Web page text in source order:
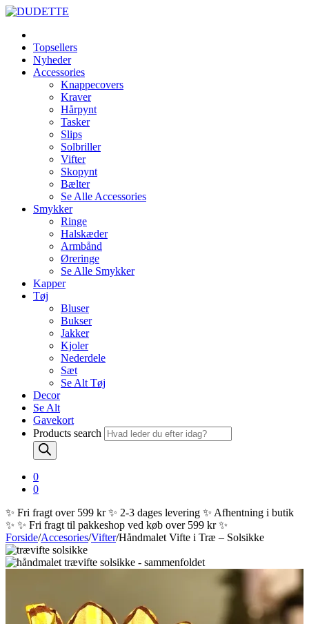
Topsellers
Nyheder
Accessories
Knappecovers
Kraver
Hårpynt
Tasker
Slips
Solbriller
Vifter
Skopynt
Bælter
Se Alle Accessories
Smykker
Ringe
Halskæder
Armbånd
Øreringe
Se Alle Smykker
Kapper
Tøj
Bluser
Bukser
Jakker
Kjoler
Nederdele
Sæt
Se Alt Tøj
Decor
Se Alt
Gavekort
Products search
0
0
✨ Fri fragt over 599 kr ✨ 2-3 dages levering ✨ Afhentning i butik
✨ ✨ Fri fragt til pakkeshop ved køb over 599 kr ✨
Forside/Accesories/Vifter/Håndmalet Vifte i Træ – Solsikke